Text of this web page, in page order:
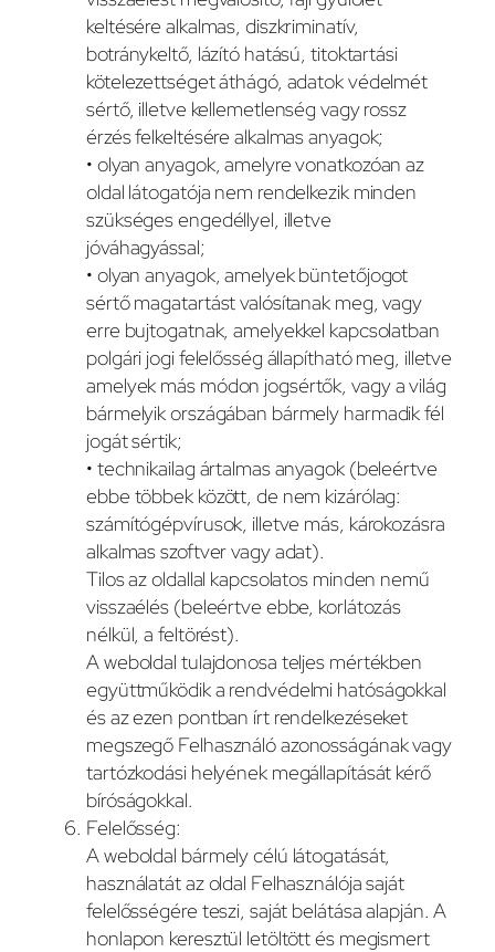
keltésére alkalmas, diszkriminatív,
botránykeltő, lázító hatású, titoktartási
kötelezettséget áthágó, adatok védelmét
sértő, illetve kellemetlenség vagy rossz
érzés felkeltésére alkalmas anyagok;
• olyan anyagok, amelyre vonatkozóan az
oldal látogatója nem rendelkezik minden
szükséges engedéllyel, illetve
jóváhagyással;
• olyan anyagok, amelyek büntetőjogot
sértő magatartást valósítanak meg, vagy
erre bujtogatnak, amelyekkel kapcsolatban
polgári jogi felelősség állapítható meg, illetve
amelyek más módon jogsértők, vagy a világ
bármelyik országában bármely harmadik fél
jogát sértik;
• technikailag ártalmas anyagok (beleértve
ebbe többek között, de nem kizárólag:
számítógépvírusok, illetve más, károkozásra
alkalmas szoftver vagy adat).
Tilos az oldallal kapcsolatos minden nemű
visszaélés (beleértve ebbe, korlátozás
nélkül, a feltörést).
A weboldal tulajdonosa teljes mértékben
együttműködik a rendvédelmi hatóságokkal
és az ezen pontban írt rendelkezéseket
megszegő Felhasználó azonosságának vagy
tartózkodási helyének megállapítását kérő
bíróságokkal.
Felelősség:
A weboldal bármely célú látogatását,
használatát az oldal Felhasználója saját
felelősségére teszi, saját belátása alapján. A
honlapon keresztül letöltött és megismert